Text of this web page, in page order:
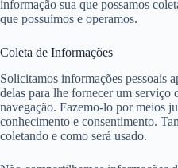
informação sua que possamos
que possuímos e operamos.
Coleta de Informações
Solicitamos informações pessoais
delas para lhe fornecer um serviço
navegação. Fazemo-lo por meios
conhecimento e consentimento.
coletando e como será usado.